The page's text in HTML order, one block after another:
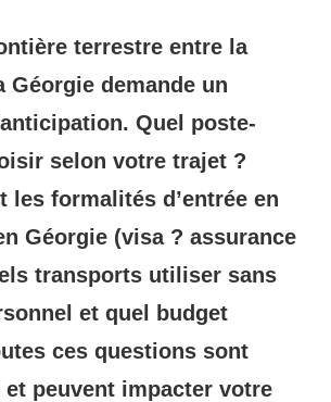
terrestre entre la
Géorgie demande un
Quel poste-
selon votre trajet ?
les formalités d’entrée en
Géorgie (visa ? assurance
transports utiliser sans
et quel budget
ces questions sont
peuvent impacter votre